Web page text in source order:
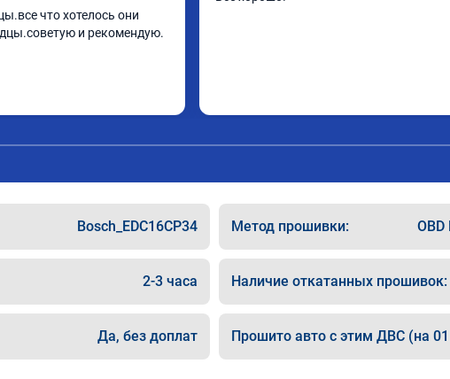
что хотелось они
и рекомендую.
Bosch_EDC16CP34 Метод прошивки:
2-3 часа Наличие откатанных прошивок:
Да, без доплат Прошито авто с этим ДВС (на